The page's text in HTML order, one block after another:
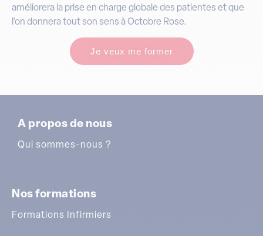
améliorera la prise en charge globale des patientes et que
l’on donnera tout son sens à Octobre Rose.
Je veux me former
A propos de nous
Qui sommes-nous ?
Nos formations
Formations Infirmiers